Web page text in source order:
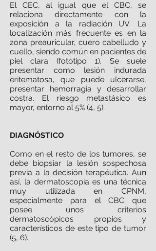
El CEC, al igual que el CBC, se
relaciona directamente con la
exposición a la radiación UV. La
localización más frecuente es en la
zona preauricular, cuero cabelludo y
cuello, siendo común en pacientes de
piel clara (fototipo 1). Se suele
presentar como lesión indurada
eritematosa, que puede ulcerarse,
presentar hemorragia y desarrollar
costra. El riesgo metastásico es
mayor, entorno al 5% (4, 5).
DIAGNÓSTICO
Como en el resto de los tumores, se
debe biopsiar la lesión sospechosa
previa a la decisión terapéutica. Aun
así, la dermatoscopia es una técnica
muy utilizada en CPNM,
especialmente para el CBC que
posee unos criterios
dermatoscópicos propios y
característicos de este tipo de tumor
(5, 6).